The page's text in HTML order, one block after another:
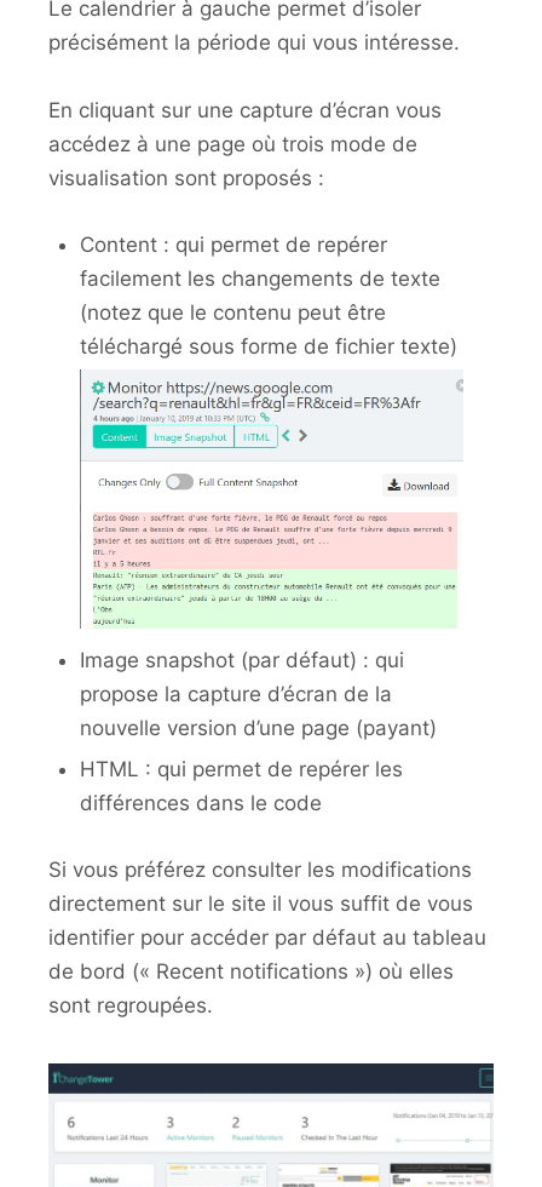
Le calendrier à gauche permet d’isoler
précisément la période qui vous intéresse.
En cliquant sur une capture d’écran vous
accédez à une page où trois mode de
visualisation sont proposés :
Content : qui permet de repérer
facilement les changements de texte
(notez que le contenu peut être
téléchargé sous forme de fichier texte)
Image snapshot (par défaut) : qui
propose la capture d’écran de la
nouvelle version d’une page (payant)
HTML : qui permet de repérer les
différences dans le code
Si vous préférez consulter les modifications
directement sur le site il vous suffit de vous
identifier pour accéder par défaut au tableau
de bord (« Recent notifications ») où elles
sont regroupées.